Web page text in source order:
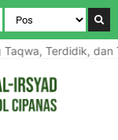
Terdidik, dan